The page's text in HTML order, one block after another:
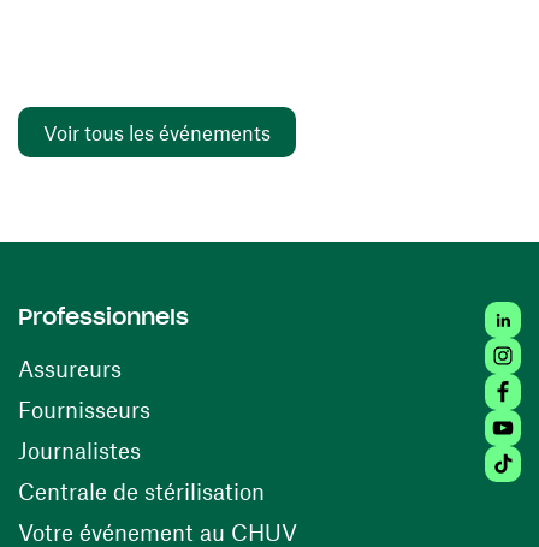
Voir tous les événements
Professionnels
Assureurs
Fournisseurs(ouvre une nouvelle fenêtre)
Journalistes
Centrale de stérilisation (ouvre une nouvelle
Votre événement au CHUV(ouvre une nouvelle